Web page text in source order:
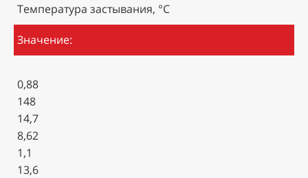
Температура застывания, °С
Значение:
0,88
148
14,7
8,62
1,1
13,6